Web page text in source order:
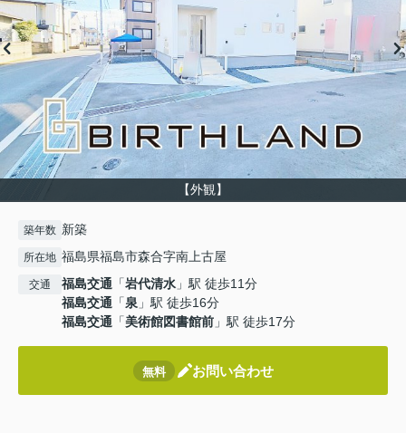
【外観】
築年数 新築
所在地 福島県福島市森合字南上古屋
交通 福島交通 「岩代清水 」駅 徒歩11分
福島交通 「泉 」駅 徒歩16分
福島交通 「美術館図書館前 」駅 徒歩17分
無料 お問い合わせ